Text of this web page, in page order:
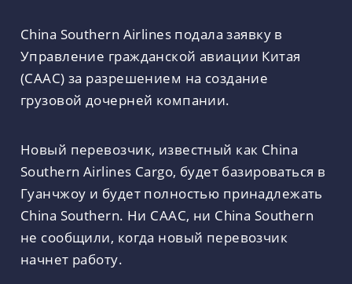
China Southern Airlines подала заявку в
Управление гражданской авиации Китая
(CAAC) за разрешением на создание
грузовой дочерней компании.
Новый перевозчик, известный как China
Southern Airlines Cargo, будет базироваться в
Гуанчжоу и будет полностью принадлежать
China Southern. Ни CAAC, ни China Southern
не сообщили, когда новый перевозчик
начнет работу.